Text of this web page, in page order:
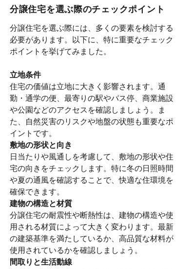
分譲住宅を選ぶ際のチェックポイント
分譲住宅を選ぶ際には、多くの要素を検討する
必要があります。以下に、特に重要なチェック
ポイントを挙げてみました。
立地条件
住宅の価値は立地に大きく影響されます。通
勤・通学の便、最寄りの駅やバス停、商業施設
や公園などのアクセスを確認しましょう。ま
た、自然災害のリスクや地盤の状態も重要なポ
イントです。
敷地の形状と向き
日当たりや風通しを考慮して、敷地の形状や住
宅の向きをチェックします。特に冬の日照時間
や夏の通風を確認することで、快適な住環境を
確保できます。
建物の構造と材質
分譲住宅の耐震性や断熱性は、建物の構造や使
用される材質によって大きく変わります。最新
の建築基準を満たしているか、高品質な材料が
使用されているかを確認しましょう。
間取りと生活動線